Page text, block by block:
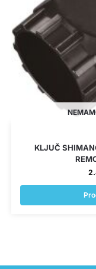
KLJUČ